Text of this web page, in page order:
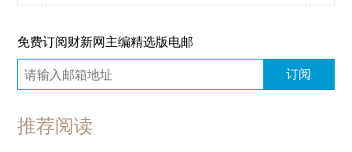
免费订阅财新网主编精选版电邮
订阅
推荐阅读